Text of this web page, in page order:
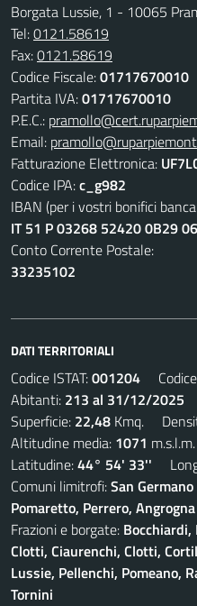
Borgata Lussie, 1 - 10065
Tel:0121.58619
Fax:0121.58619
Codice Fiscale:01717670010
Partita IVA:01717670010
P.E.C.:
Email:
Fatturazione Elettronica:
Codice IPA:c_g982
IBAN (per i vostri bonifici
IT 51 P 03268 52420 0B29
Conto Corrente Postale:
33235102
DATI TERRITORIALI
Codice ISTAT:001204
Abitanti: 213 al 31/12/2025
Superficie: 22,48 Kmq.
Altitudine media: 1071 m.s.l.m.
Latitudine:44° 54' 33''
Comuni limitrofi:San
Pomaretto, Perrero, Angrogna
Frazioni e borgate: Bocchiardi,
Clotti, Ciaurenchi, Clotti,
Lussie, Pellenchi, Pomeano,
Tornini